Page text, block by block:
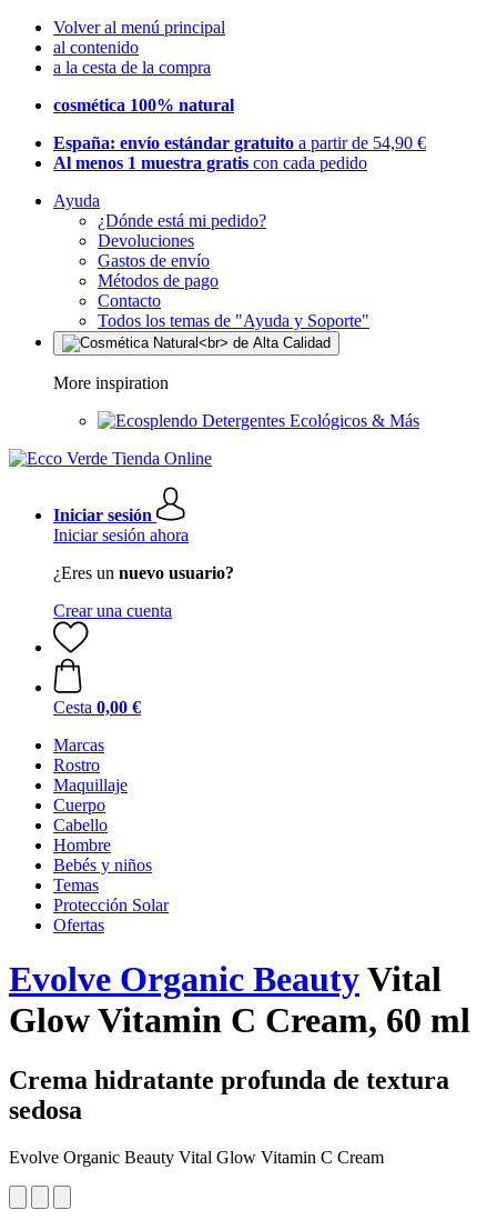
Volver al menú principal
al contenido
a la cesta de la compra
cosmética 100% natural
España: envío estándar gratuito a partir de 54,90 €
Al menos 1 muestra gratis con cada pedido
Ayuda
¿Dónde está mi pedido?
Devoluciones
Gastos de envío
Métodos de pago
Contacto
Todos los temas de "Ayuda y Soporte"
More inspiration
Detergentes Ecológicos & Más
Iniciar sesión
Iniciar sesión ahora
¿Eres un nuevo usuario?
Crear una cuenta
Cesta 0,00 €
Marcas
Rostro
Maquillaje
Cuerpo
Cabello
Hombre
Bebés y niños
Temas
Protección Solar
Ofertas
Evolve Organic BeautyVital
Glow Vitamin C Cream, 60 ml
Crema hidratante profunda de textura
sedosa
Evolve Organic Beauty Vital Glow Vitamin C Cream